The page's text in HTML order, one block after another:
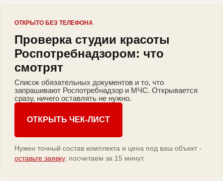
ОТКРЫТО БЕЗ ТЕЛЕФОНА
Проверка студии красоты
Роспотребнадзором: что
смотрят
Список обязательных документов и то, что
запрашивают Роспотребнадзор и МЧС. Открывается
сразу, ничего оставлять не нужно.
ОТКРЫТЬ ЧЕК-ЛИСТ
Нужен точный состав комплекта и цена под ваш объект -
оставьте заявку, посчитаем за 15 минут.